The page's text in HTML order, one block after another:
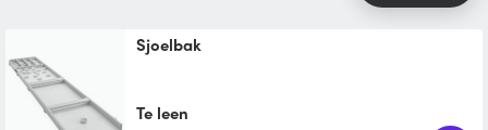
Sjoelbak
Te leen